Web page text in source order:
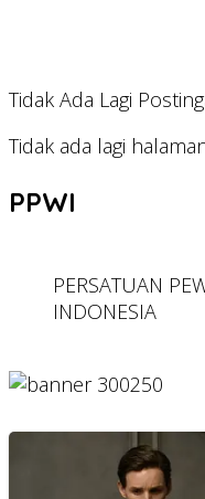
Tidak Ada Lagi
Tidak ada lagi
PPWI
PERSATUAN
INDONESIA